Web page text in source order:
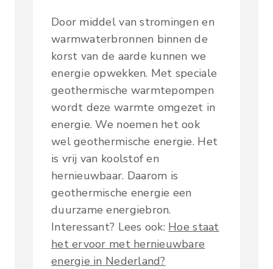
Door middel van stromingen en
warmwaterbronnen binnen de
korst van de aarde kunnen we
energie opwekken. Met speciale
geothermische warmtepompen
wordt deze warmte omgezet in
energie. We noemen het ook
wel geothermische energie. Het
is vrij van koolstof en
hernieuwbaar. Daarom is
geothermische energie een
duurzame energiebron.
Interessant? Lees ook: Hoe staat
het ervoor met hernieuwbare
energie in Nederland?